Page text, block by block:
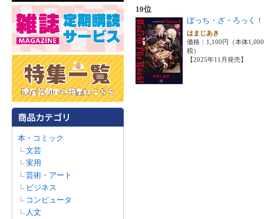
本・コミック
文芸
実用
芸術・アート
ビジネス
コンピュータ
人文
10位
ぼっち・ざ・ろっく
はまじあき
価格：1,100円（本体
税）
【2025年11月発売】